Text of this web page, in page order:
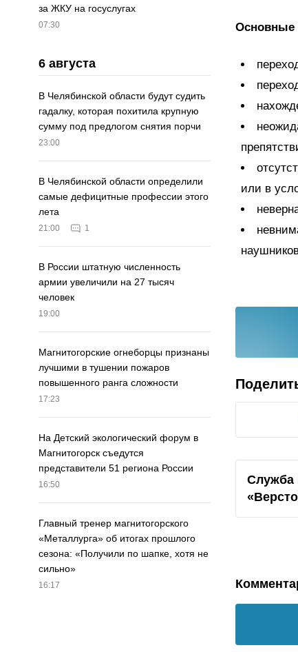
за ЖКУ на госуслугах
07:30
6 августа
В Челябинской области будут судить
гадалку, которая похитила крупную
сумму под предлогом снятия порчи
23:00
В Челябинской области определили
самые дефицитные профессии этого
лета
21:00 1
В России штатную численность
армии увеличили на 27 тысяч
человек
19:00
Магнитогорские огнеборцы признаны
лучшими в тушении пожаров
повышенного ранга сложности
17:23
На Детский экологический форум в
Магнитогорск съедутся
представители 51 региона России
16:50
Главный тренер магнитогорского
«Металлурга» об итогах прошлого
сезона: «Получили по шапке, хотя не
сильно»
16:17
Основные
или в
Служба